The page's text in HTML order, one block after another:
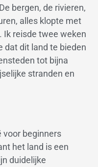
bergen, de rivieren,
alles klopte met
Ik reisde twee weken
dat dit land te bieden
tot bijna
stranden en
voor beginners
het land is een
duidelijke